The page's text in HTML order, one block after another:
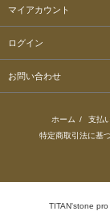
マイアカウント
ログイン
お問い合わせ
ホーム / 支払
特定商取引法に基
TITAN'stone